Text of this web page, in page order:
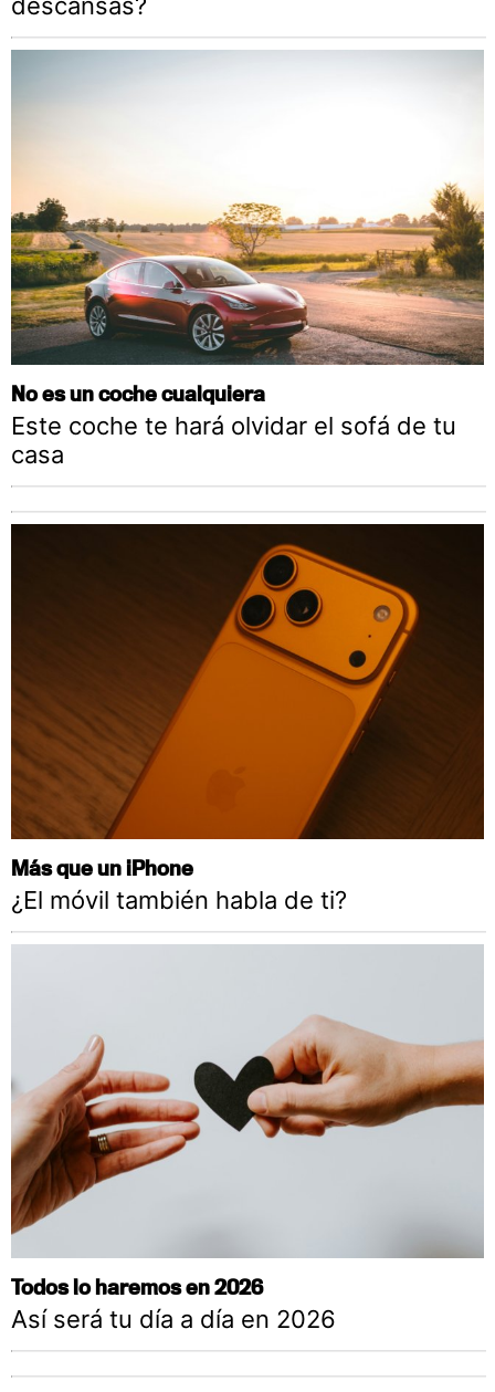
No es un coche cualquiera
Este coche te hará olvidar el sofá de tu
casa
Más que un iPhone
¿El móvil también habla de ti?
Todos lo haremos en 2026
Así será tu día a día en 2026